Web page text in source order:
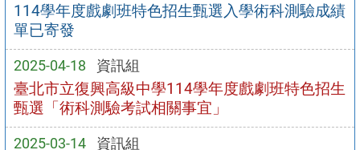
114學年度戲劇班特色招生甄選入學術科測驗成績
單已寄發
2025-04-18 資訊組
臺北市立復興高級中學114學年度戲劇班特色招生
甄選「術科測驗考試相關事宜」
2025-03-14 資訊組